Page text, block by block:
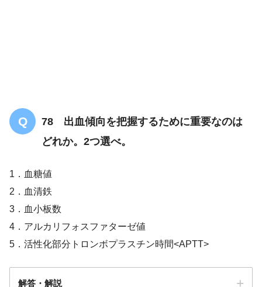
血小板薬78 出血傾向を把握するために重要なのは
どれか。2つ選べ。
1．血糖値
2．血清鉄
3．血小板数
4．アルカリフォスファターゼ値
5．活性化部分トロンボプラスチン時間<APTT>
解答・解説